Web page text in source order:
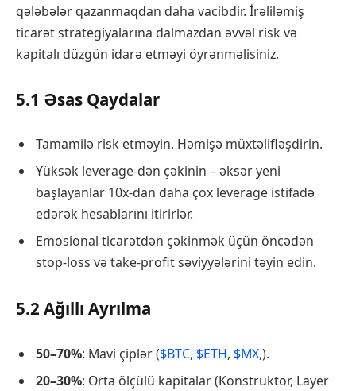
qələbələr qazanmaqdan daha vacibdir. İrəliləmiş
ticarət strategiyalarına dalmazdan əvvəl risk və
kapitalı düzgün idarə etməyi öyrənməlisiniz.
5.1 Əsas Qaydalar
Tamamilə risk etməyin. Həmişə müxtəlifləşdirin.
Yüksək leverage-dən çəkinin – əksər yeni
başlayanlar 10x-dan daha çox leverage istifadə
edərək hesablarını itirirlər.
Emosional ticarətdən çəkinmək üçün öncədən
stop-loss və take-profit səviyyələrini təyin edin.
5.2 Ağıllı Ayrılma
50–70%: Mavi çiplər ($BTC, $ETH, $MX,).
20–30%: Orta ölçülü kapitalar (Konstruktor, Layer